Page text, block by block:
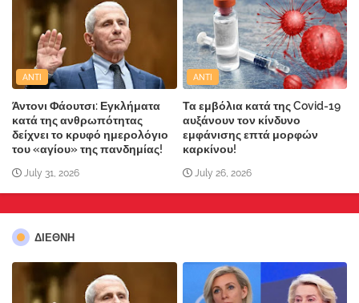
ANTI
Άντονι Φάουτσι: Εγκλήματα
κατά της ανθρωπότητας
δείχνει το κρυφό ημερολόγιο
του «αγίου» της πανδημίας!
July 31, 2026
ANTI
Τα εμβόλια κατά της Covid-19
αυξάνουν τον κίνδυνο
εμφάνισης επτά μορφών
καρκίνου!
July 26, 2026
ΔΙΕΘΝΗ